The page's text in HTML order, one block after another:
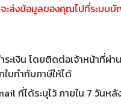
จะส่งข้อมูลของคุณไปที่ระบ
ะเงิน โดยติดต่อเจ้าหน้าที่ผ่า
บกำกับภาษีให้ได้
ที่ได้ระบุไว้ ภายใน 7 วัน